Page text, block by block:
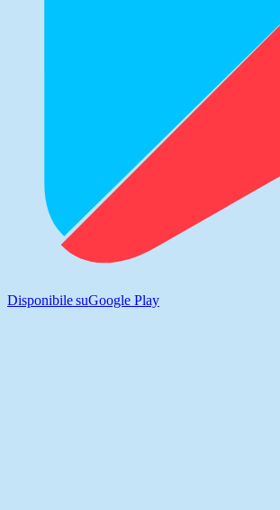
Disponibile suGoogle Play